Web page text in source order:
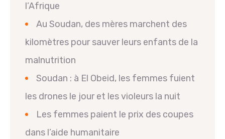
l’Afrique
Au Soudan, des mères marchent des
kilomètres pour sauver leurs enfants de la
malnutrition
Soudan : à El Obeid, les femmes fuient
les drones le jour et les violeurs la nuit
Les femmes paient le prix des coupes
dans l’aide humanitaire